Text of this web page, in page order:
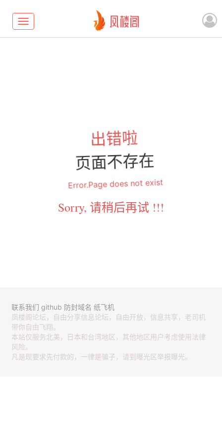
Toggle
navigation
出错啦
页面不存在
Error.Page does not exist
Sorry, 请稍后再试 !!!
联系我们 github 防封域名 纸飞机
凤楼阁论坛，自由分享信息论坛，自由开放，信息共享，老司机
带你自由飞翔。
本站仅服务北美，日本和台湾地区，其他地区用户考虑使用法律
风险。
凡是现要求先付款的，一律是骗子，请到曝光区举报曝光。